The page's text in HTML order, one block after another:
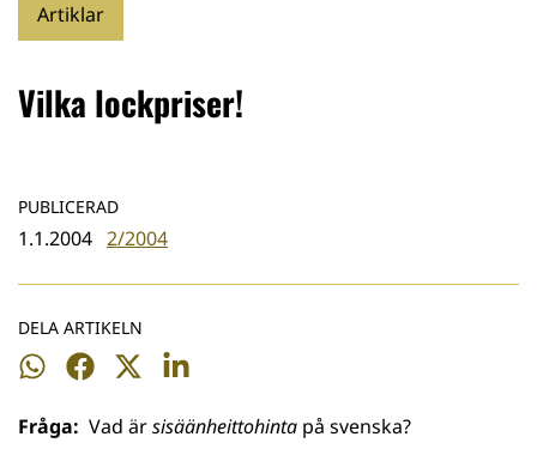
Artiklar
Vilka lockpriser!
PUBLICERAD
1.1.2004 2/2004
DELA ARTIKELN
Dela
WhatsApp
Dela
Facebook
Dela
Twitter
Dela
LinkedIn
Fråga: Vad ärsisäänheittohinta på svenska?